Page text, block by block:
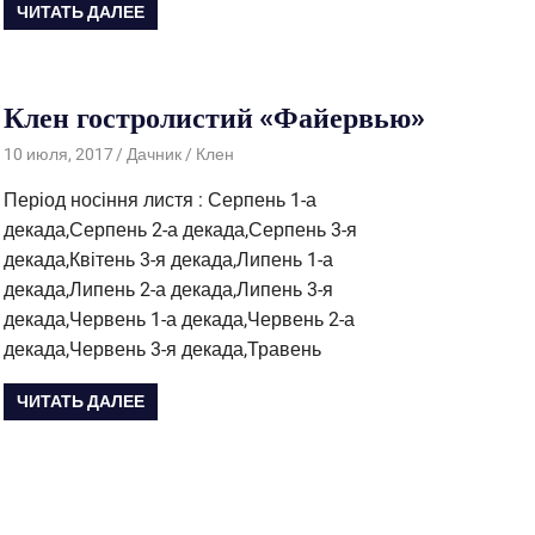
ЧИТАТЬ ДАЛЕЕ
Клен гостролистий «Файервью»
10 июля, 2017 Дачник Клен
Період носіння листя : Серпень 1-а
декада,Серпень 2-а декада,Серпень 3-я
декада,Квітень 3-я декада,Липень 1-а
декада,Липень 2-а декада,Липень 3-я
декада,Червень 1-а декада,Червень 2-а
декада,Червень 3-я декада,Травень
ЧИТАТЬ ДАЛЕЕ